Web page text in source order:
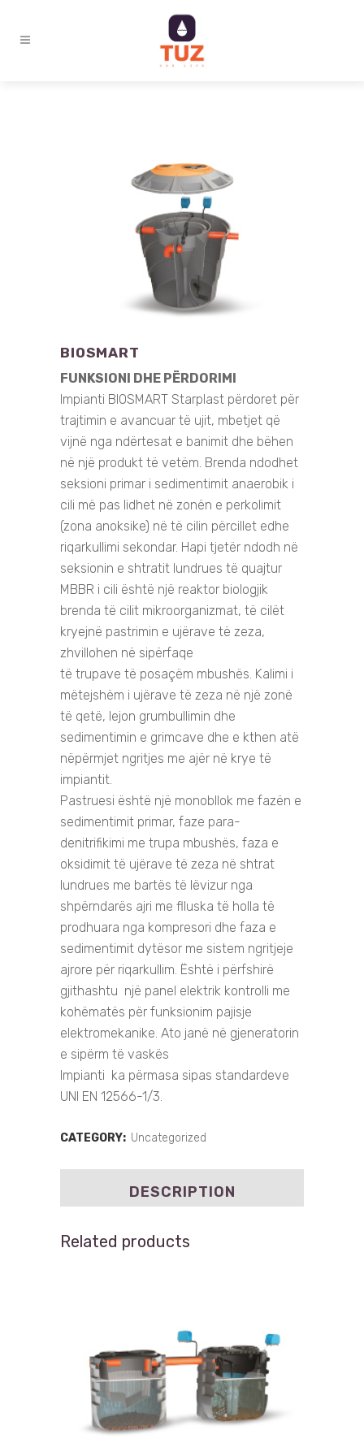
BIOSMART
FUNKSIONI DHE PËRDORIMI
Impianti BIOSMART Starplast përdoret për
trajtimin e avancuar të ujit, mbetjet që
vijnë nga ndërtesat e banimit dhe bëhen
në një produkt të vetëm. Brenda ndodhet
seksioni primar i sedimentimit anaerobik i
cili më pas lidhet në zonën e perkolimit
(zona anoksike) në të cilin përcillet edhe
riqarkullimi sekondar. Hapi tjetër ndodh në
seksionin e shtratit lundrues të quajtur
MBBR i cili është një reaktor biologjik
brenda të cilit mikroorganizmat, të cilët
kryejnë pastrimin e ujërave të zeza,
zhvillohen në sipërfaqe
të trupave të posaçëm mbushës. Kalimi i
mëtejshëm i ujërave të zeza në një zonë
të qetë, lejon grumbullimin dhe
sedimentimin e grimcave dhe e kthen atë
nëpërmjet ngritjes me ajër në krye të
impiantit.
Pastruesi është një monobllok me fazën e
sedimentimit primar, faze para-
denitrifikimi me trupa mbushës, faza e
oksidimit të ujërave të zeza në shtrat
lundrues me bartës të lëvizur nga
shpërndarës ajri me flluska të holla të
prodhuara nga kompresori dhe faza e
sedimentimit dytësor me sistem ngritjeje
ajrore për riqarkullim. Është i përfshirë
gjithashtu një panel elektrik kontrolli me
kohëmatës për funksionim pajisje
elektromekanike. Ato janë në gjeneratorin
e sipërm të vaskës
Impianti ka përmasa sipas standardeve
UNI EN 12566-1/3.
CATEGORY: Uncategorized
DESCRIPTION
Related products